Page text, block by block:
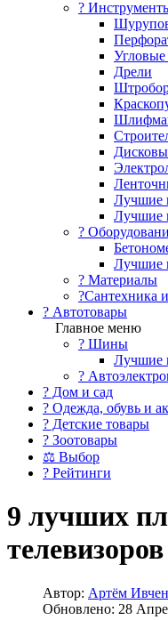
?️
Дрели
Лучшие
Лучшие
?️
Лучшие
? Материалы
?Сантехника
? Автотовары
Главное меню
? Шины
Лучшие
?
? Дом и сад
? Одежда, обувь и
? Детские товары
? Зоотовары
⚖ Выбор
? Рейтинги
9 лучших
телевизоров
Автор: Артём
Обновлено: 28